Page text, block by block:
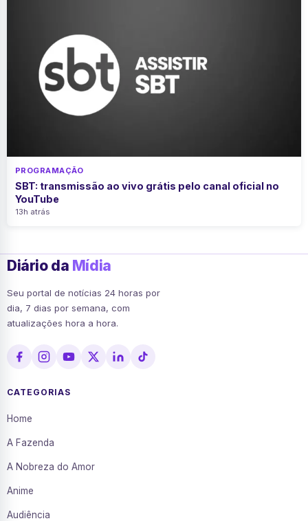
PROGRAMAÇÃO
SBT: transmissão ao vivo grátis pelo canal oficial no
YouTube
13h atrás
Diário da Mídia
Seu portal de notícias 24 horas por
dia, 7 dias por semana, com
atualizações hora a hora.
CATEGORIAS
Home
A Fazenda
A Nobreza do Amor
Anime
Audiência